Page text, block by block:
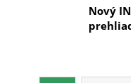
Nový